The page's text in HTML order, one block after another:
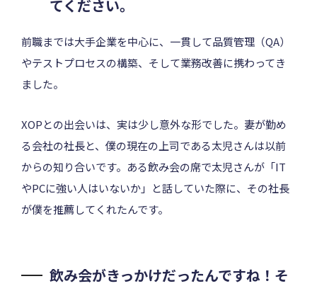
てください。
前職までは大手企業を中心に、一貫して品質管理（QA）
やテストプロセスの構築、そして業務改善に携わってき
ました。
XOPとの出会いは、実は少し意外な形でした。妻が勤め
る会社の社長と、僕の現在の上司である太児さんは以前
からの知り合いです。ある飲み会の席で太児さんが「IT
やPCに強い人はいないか」と話していた際に、その社長
が僕を推薦してくれたんです。
飲み会がきっかけだったんですね！そ